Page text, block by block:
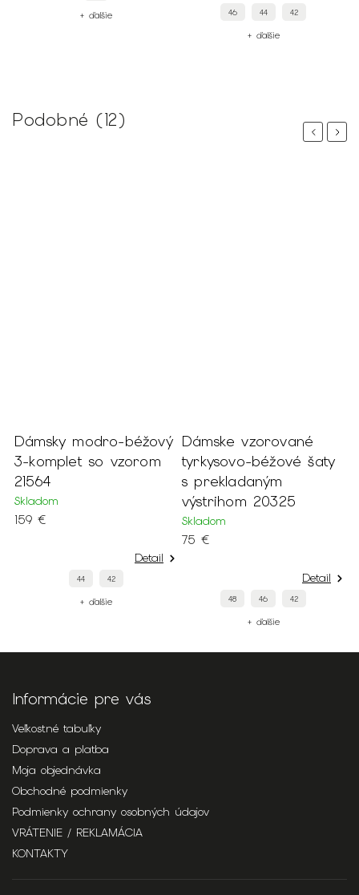
+ ďalšie 46 44 42
+ ďalšie
Podobné (12)
Previous
Dámsky modro-béžový
3-komplet so vzorom
21564
Skladom
159 €
Detail
44 42
+ ďalšie
Dámske vzorované
tyrkysovo-béžové šaty
s prekladaným
výstrihom 20325
Skladom
75 €
Detail
48 46 42
+ ďalšie
Next
Informácie pre vás
Veľkostné tabuľky
Doprava a platba
Moja objednávka
Obchodné podmienky
Podmienky ochrany osobných údajov
VRÁTENIE / REKLAMÁCIA
KONTAKTY